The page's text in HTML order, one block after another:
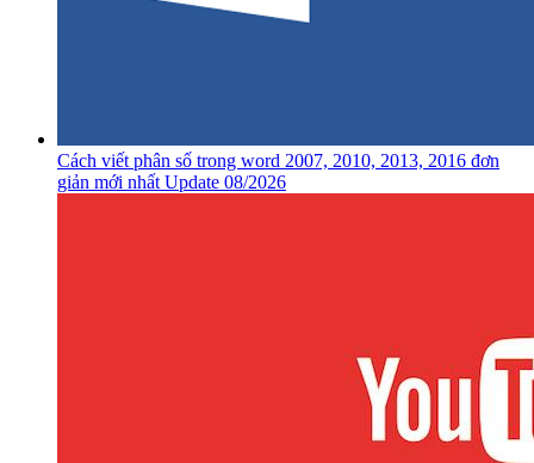
Cách viết phân số trong word 2007, 2010, 2013, 2016 đơn
giản mới nhất Update 08/2026